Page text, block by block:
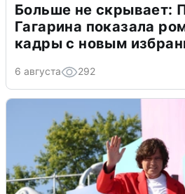
Больше не скрывает:
Гагарина показала
кадры с новым
6 августа 292